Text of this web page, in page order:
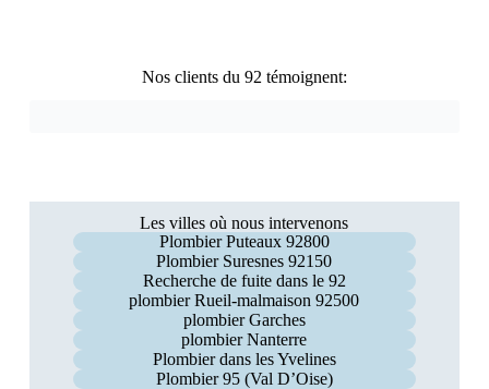
Nos clients du 92 témoignent:
Les villes où nous intervenons
Plombier Puteaux 92800
Plombier Suresnes 92150
Recherche de fuite dans le 92
plombier Rueil-malmaison 92500
plombier Garches
plombier Nanterre
Plombier dans les Yvelines
Plombier 95 (Val D’Oise)